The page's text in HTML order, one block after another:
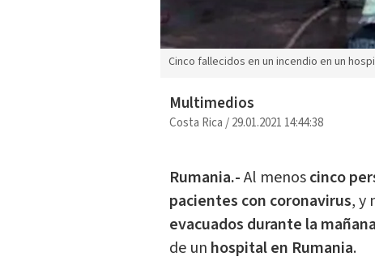
Cinco fallecidos en un incendio en un
Multimedios
Costa Rica/29.01.2021 14:44:38
Rumania.-Al menoscinco
pacientes con coronavirus, y
evacuados durante la mañana
de un hospital en Rumania.